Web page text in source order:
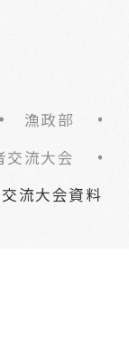
漁政部
交流大会
流大会資料